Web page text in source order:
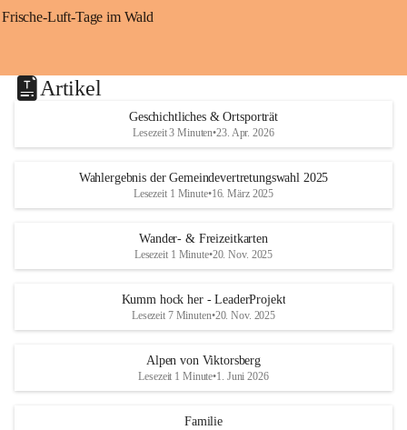
Frische-Luft-Tage im Wald
Artikel
Geschichtliches & Ortsporträt
Lesezeit 3 Minuten•23. Apr. 2026
Wahlergebnis der Gemeindevertretungswahl 2025
Lesezeit 1 Minute•16. März 2025
Wander- & Freizeitkarten
Lesezeit 1 Minute•20. Nov. 2025
Kumm hock her - LeaderProjekt
Lesezeit 7 Minuten•20. Nov. 2025
Alpen von Viktorsberg
Lesezeit 1 Minute•1. Juni 2026
Familie